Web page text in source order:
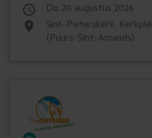
 do 20 augustus 2026
place
Sint-Pieterskerk, Kerkplein 1 , 2870 Puurs
(Puurs-Sint-Amands)